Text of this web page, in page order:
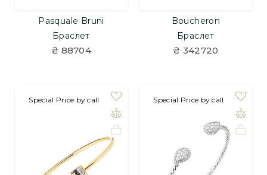
Pasquale Bruni
Браслет
₴ 88704
Boucheron
Браслет
₴ 342720
на замовлення
Special Price by call на замовлення
Special Price by call